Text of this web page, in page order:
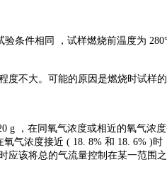
条件相同 ，试样燃烧前温度为
不大。可能的原因是燃烧时试样
g ，在同氧气浓度或相近的氧气
气浓度接近 ( 18. 8% 和 18. 6%
该将总的气流量控制在某一范围